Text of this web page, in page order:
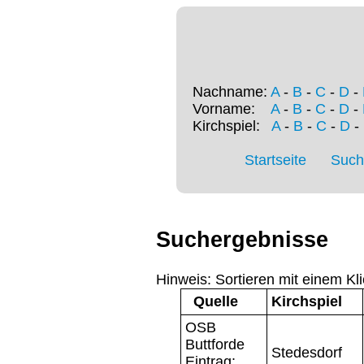
Nachname: A- B - C - D -
Vorname: A- B - C - D -
Kirchspiel: A- B - C - D-
Startseite
Suchergebnisse
Hinweis: Sortieren mit einem
Quelle
Kirchspiel
OSB
Buttforde
Stedesdorf